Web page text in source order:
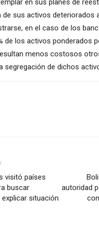
en sus planes de
sus activos deteriorados
en el caso de los
de los activos ponderados
menos costosos
segregación de dichos
visitó países
buscar
situación
autoridad